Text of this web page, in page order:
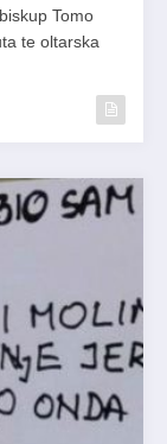
Tomo
te oltarska